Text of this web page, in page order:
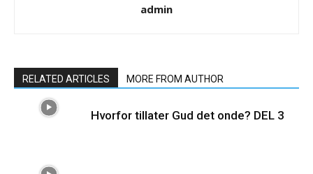
admin
RELATED ARTICLES MORE FROM AUTHOR
Hvorfor tillater Gud det onde? DEL 3